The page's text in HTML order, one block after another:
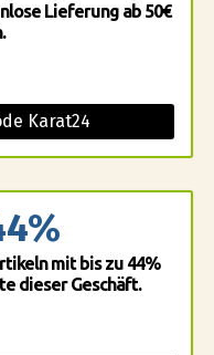
Lieferung ab 50€
Karat24
mit bis zu 44%
dieser Geschäft.